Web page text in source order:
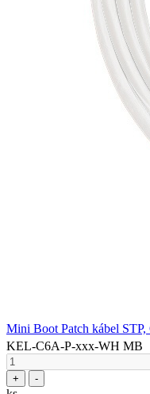
Mini Boot Patch kábel STP,
KEL-C6A-P-xxx-WH MB
+ -